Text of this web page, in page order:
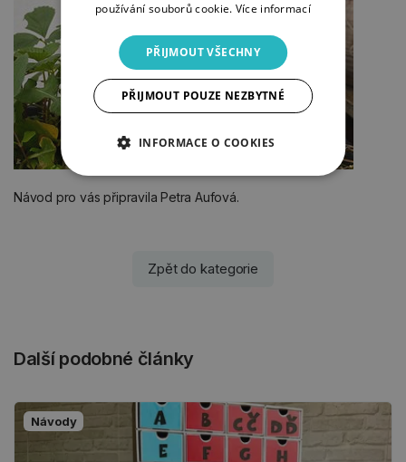
Návod pro vás připravila Petra Aufová.
Zpět do kategorie
Další podobné články
Návody
používání souborů cookie. Více informací
PŘIJMOUT VŠECHNY
PŘIJMOUT POUZE NEZBYTNÉ
INFORMACE O COOKIES